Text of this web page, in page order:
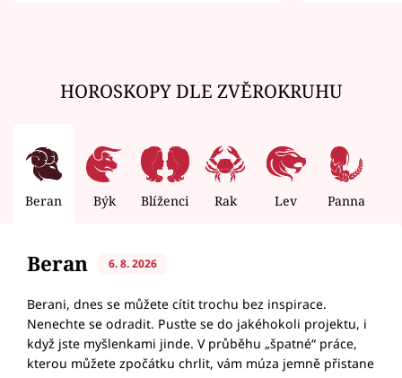
HOROSKOPY DLE ZVĚROKRUHU
Beran Býk Blíženci Rak Lev Panna
Beran 6. 8. 2026
Berani, dnes se můžete cítit trochu bez inspirace.
Nenechte se odradit. Pusťte se do jakéhokoli projektu, i
když jste myšlenkami jinde. V průběhu „špatné“ práce,
kterou můžete zpočátku chrlit, vám múza jemně přistane